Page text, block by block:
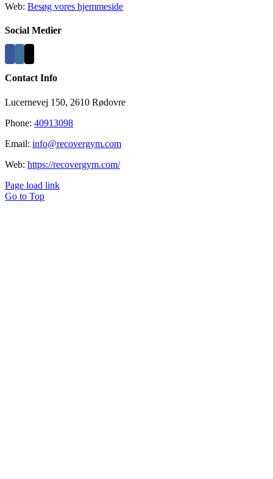
Web: Besøg vores hjemmeside
Social Medier
Contact Info
Lucernevej 150, 2610 Rødovre
Phone: 40913098
Email: info@recovergym.com
Web: https://recovergym.com/
Page load link
Go to Top